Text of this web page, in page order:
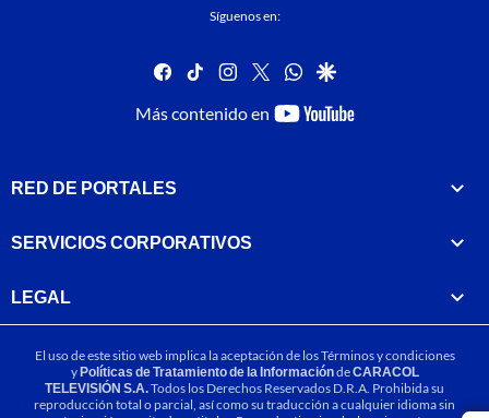
Síguenos en:
facebook
tiktok instagram
twitterwhatsapp
google
Más contenido en
youtube-
RED DE PORTALES
SERVICIOS CORPORATIVOS
LEGAL
El uso de este sitio web implica la aceptación de losTérminos y condiciones
yPolíticas de Tratamiento de la InformacióndeCARACOL
TELEVISIÓN S.A.Todos los Derechos Reservados D.R.A. Prohibida su
reproducción total o parcial, así como su traducción a cualquier idioma sin